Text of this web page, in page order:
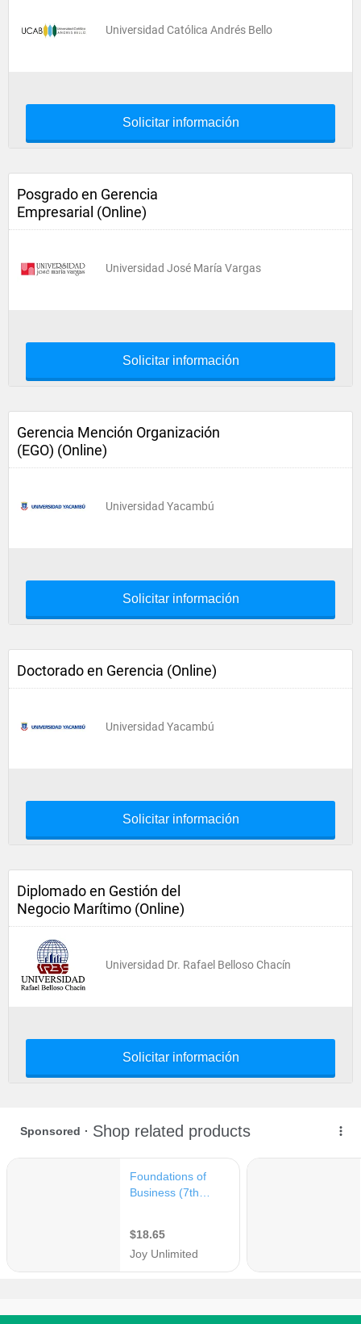
Universidad Católica Andrés Bello
Solicitar información
Posgrado en Gerencia
Empresarial (Online)
Universidad José María Vargas
Solicitar información
Gerencia Mención Organización
(EGO) (Online)
Universidad Yacambú
Solicitar información
Doctorado en Gerencia (Online)
Universidad Yacambú
Solicitar información
Diplomado en Gestión del
Negocio Marítimo (Online)
Universidad Dr. Rafael Belloso Chacín
Solicitar información